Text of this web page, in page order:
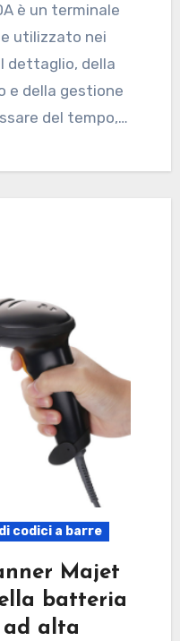
utilizzato nei
dettaglio, della
e della gestione
del tempo,…
codici a barre
Majet
batteria
alta